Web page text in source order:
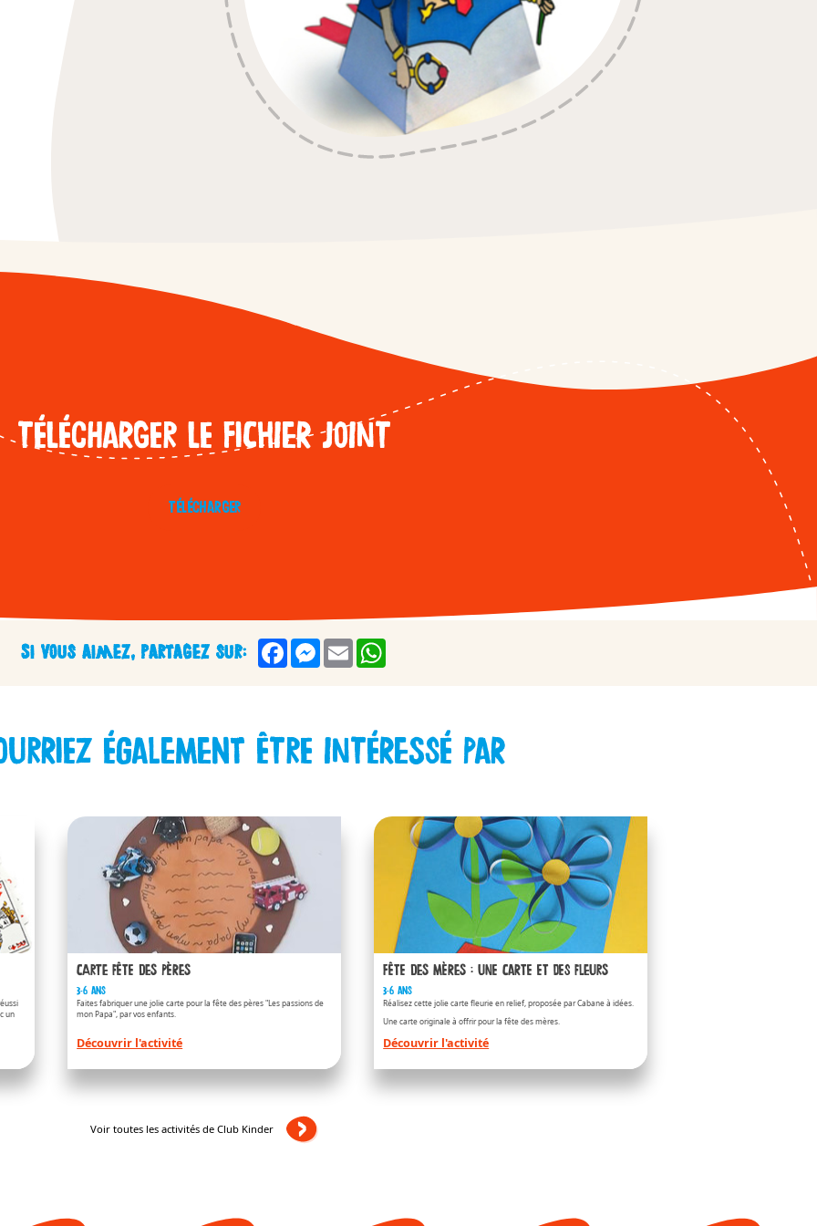
/fr/fr/kinder-chocolat
/fr/fr/kinder-maxi
/fr/fr/kinder-country
Kinder Bueno
/fr/fr/kinder-bueno
Kinder Bueno White
/fr/fr/kinder-bueno-white
Télécharger le fichier joint
Télécharger
Si vous aimez, partagez sur: FacebookMessenger
Email
également être intéressé par
un
Carte fête des pères
3-6 ans
Faites fabriquer une jolie carte pour la fête des pères "Les passions de
mon Papa", par vos enfants.
Découvrir l'activité
Fête des mères : une carte et des fleurs
3-6 ans
Réalisez cette jolie carte fleurie en relief, proposée par Cabane à idées.
Une carte originale à offrir pour la fête des mères.
Découvrir l'activité
Voir toutes les activités de Club Kinder